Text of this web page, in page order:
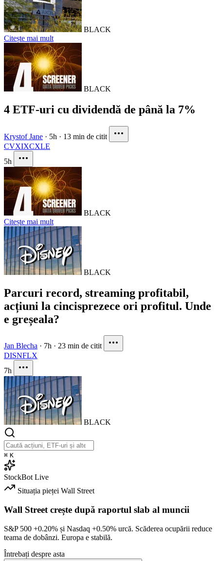
BLACK
Citește mai mult
BLACK
4 ETF-uri cu dividendă de până la 7%
Krystof Jane · 5h · 13 min de citit
CVXIXCXLE
5h
BLACK
Citește mai mult
BLACK
Parcuri record, streaming profitabil,
acțiuni la cincisprezece ori profitul. Unde
e greșeala?
Jan Blecha · 7h · 23 min de citit
DISNFLX
7h
BLACK
⌘ K
StockBot Live
Situația pieței Wall Street
Wall Street crește după raportul slab al muncii
S&P 500 +0.20% și Nasdaq +0.50% urcă. Scăderea ocupării reduce
teama de dobânzi. Europa e stabilă.
Întrebați despre asta